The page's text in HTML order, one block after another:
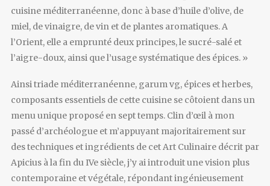
cuisine méditerranéenne, donc à base d’huile d’olive, de
miel, de vinaigre, de vin et de plantes aromatiques. A
l’Orient, elle a emprunté deux principes, le sucré-salé et
l’aigre-doux, ainsi que l’usage systématique des épices. »
Ainsi triade méditerranéenne, garum vg, épices et herbes,
composants essentiels de cette cuisine se côtoient dans un
menu unique proposé en sept temps. Clin d’œil à mon
passé d’archéologue et m’appuyant majoritairement sur
des techniques et ingrédients de cet Art Culinaire décrit par
Apicius à la fin du IVe siècle, j’y ai introduit une vision plus
contemporaine et végétale, répondant ingénieusement